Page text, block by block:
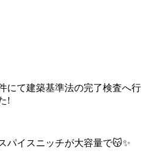
にて建築基準法の完了検査へ行
!
パイスニッチが大容量で😽✨